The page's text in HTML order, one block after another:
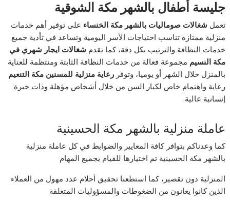
جليسة أطفال بالشهر مكة الشوقية
تعمل شغالات صوماليات بالشهر مكة الخنساء على توفير أهم خدمات
منزلية ممتازة تناسب احتياجات الأسر اليومية وتساعد في تأدية جميع
خدمات النظافة والترتيب بكل دقة، كما تقدم شغالات ايجار شهري في
مكة النسيم مجموعة فعالة من خدمات النظافة الثابتة ومنتظمة للعناية
بالمنزل خلال الشهر أو يوميا، وتوفررعاية منزلية للمسنين مكة التنعيم
رعاية واهتمام خاص لكبار السن من خلال أشخاص مؤهلة وذات خبرة
إنسانية عالية.
عاملة منزلية بالشهر مكة الحسينية
كما وعدناكم بتوافر كافة المعايير والضوابط في كل عاملة منزلية
بالشهر مكة الحسينية تم اختيارها للقيام بجميع المهام
المنزلية دون تقصير، كما استطعنا تحقيق أحلام عدد مهول من العملاء
الذين كانوا يعانون من الضغوطات والمسؤوليات المتعلقة